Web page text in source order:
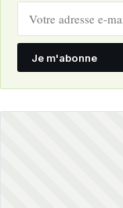
Je m'abonne